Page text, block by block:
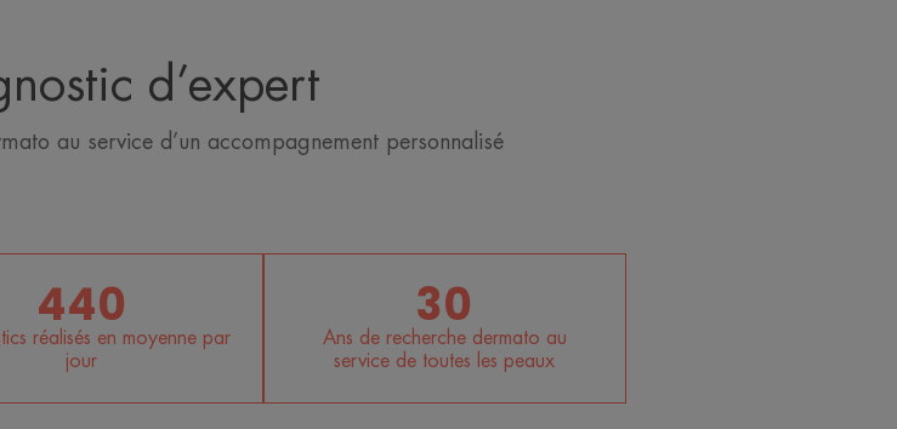
d’expert
au service d’un accompagnement personnalisé
440
réalisés en moyenne par
jour
30
Ans de recherche dermato au
service de toutes les peaux